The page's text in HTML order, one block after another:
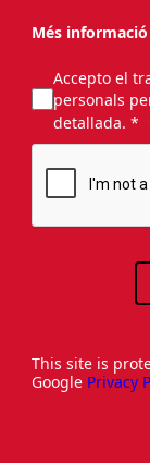
Més
Accepto el
personals
detallada. *
This site is
Google Privacy